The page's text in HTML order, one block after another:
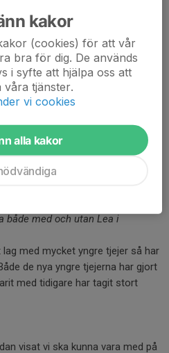
ifjol så har hon också
att ta sig tillbaka så snabbt som
rehabplan och enormt eget
Jonasson vad han säger
henne, hon är en klassisk
plus en väldigt bra lagkamrat.
desto bättre blir hon, så hon har
ger sig. Så jag hoppas hon får
både med och utan Lea i
med mycket yngre tjejer så har
de nya yngre tjejerna har gjort
med tidigare har tagit stort
visat vi ska kunna vara med på
kakor
(cookies) för att vår
bra för dig. De används
i syfte att hjälpa oss att
tjänster.
vi cookies
alla kakor